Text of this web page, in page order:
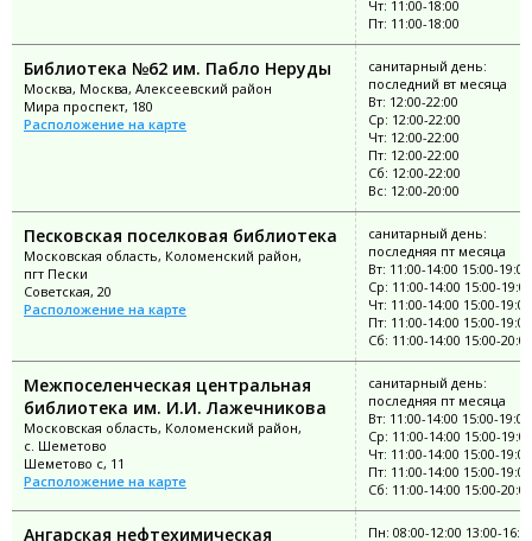
Чт: 11:00-18:00
Пт: 11:00-18:00
Библиотека №62 им. Пабло Неруды
Москва, Москва, Алексеевский район
Мира проспект, 180
Расположение на карте
санитарный день:
последний вт месяца
Вт: 12:00-22:00
Ср: 12:00-22:00
Чт: 12:00-22:00
Пт: 12:00-22:00
Сб: 12:00-22:00
Вс: 12:00-20:00
Песковская поселковая библиотека
Московская область, Коломенский район,
пгт Пески
Советская, 20
Расположение на карте
санитарный день:
последняя пт месяца
Вт: 11:00-14:00 15:00-19:00
Ср: 11:00-14:00 15:00-19:00
Чт: 11:00-14:00 15:00-19:00
Пт: 11:00-14:00 15:00-19:00
Сб: 11:00-14:00 15:00-20:00
Межпоселенческая центральная
библиотека им. И.И. Лажечникова
Московская область, Коломенский район,
с. Шеметово
Шеметово с, 11
Расположение на карте
санитарный день:
последняя пт месяца
Вт: 11:00-14:00 15:00-19:00
Ср: 11:00-14:00 15:00-19:00
Чт: 11:00-14:00 15:00-19:00
Пт: 11:00-14:00 15:00-19:00
Сб: 11:00-14:00 15:00-20:00
Ангарская нефтехимическая
Пн: 08:00-12:00 13:00-